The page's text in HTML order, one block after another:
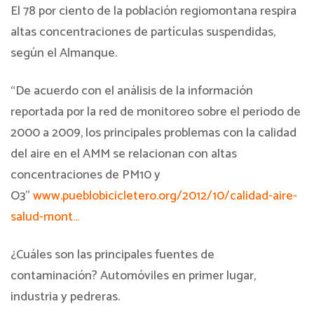
El 78 por ciento de la población regiomontana respira
altas concentraciones de partículas suspendidas,
según el Almanque.
“De acuerdo con el análisis de la información
reportada por la red de monitoreo sobre el periodo de
2000 a 2009, los principales problemas con la calidad
del aire en el AMM se relacionan con altas
concentraciones de PM10 y
O3”www.pueblobicicletero.org/2012/10/calidad-aire-
salud-mont…
¿Cuáles son las principales fuentes de
contaminación? Automóviles en primer lugar,
industria y pedreras.